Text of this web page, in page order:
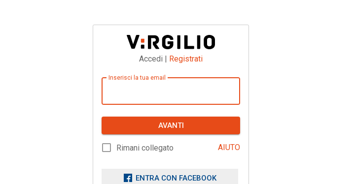
Accedi | Registrati
Inserisci la tua email
AVANTI
Rimani collegato AIUTO
ENTRA CON FACEBOOK